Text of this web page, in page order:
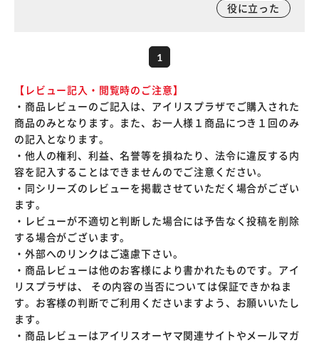
役に立った
1
【レビュー記入・閲覧時のご注意】
・商品レビューのご記入は、アイリスプラザでご購入された
商品のみとなります。また、お一人様１商品につき１回のみ
の記入となります。
・他人の権利、利益、名誉等を損ねたり、法令に違反する内
容を記入することはできませんのでご注意ください。
・同シリーズのレビューを掲載させていただく場合がござい
ます。
・レビューが不適切と判断した場合には予告なく投稿を削除
する場合がございます。
・外部へのリンクはご遠慮下さい。
・商品レビューは他のお客様により書かれたものです。アイ
リスプラザは、 その内容の当否については保証できかねま
す。お客様の判断でご利用くださいますよう、お願いいたし
ます。
・商品レビューはアイリスオーヤマ関連サイトやメールマガ